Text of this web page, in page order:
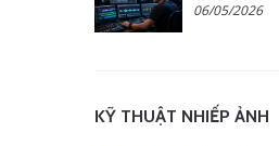
06/05/2026
KỸ THUẬT NHIẾP ẢNH